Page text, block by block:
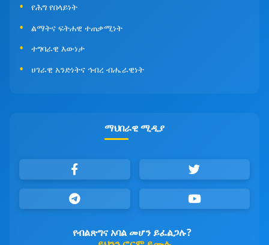
የሕግ የበላይነት
ልማትና ፍትሐዊ ተጠቃሚነት
ተግባራዊ እውነታ
ሀገራዊ አንድነትና ኅብረ ብሔራዊነት
ማህበራዊ ሚዲያ
የብልጽግና አባል መሆን ይፈልጋሉ?